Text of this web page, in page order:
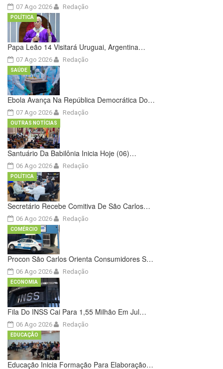
07 Ago 2026 Redação
Papa Leão 14 Visitará Uruguai, Argentina…
07 Ago 2026
POLÍTICA
Redação
Ebola Avança Na República Democrática Do…
07 Ago 2026
SAÚDE
Redação
Santuário Da Babilônia Inicia Hoje (06)…
06 Ago 2026
OUTRAS NOTÍCIAS
Redação
Secretário Recebe Comitiva De São Carlos…
06 Ago 2026
POLÍTICA
Redação
Procon São Carlos Orienta Consumidores S…
06 Ago 2026
COMÉRCIO
Redação
Fila Do INSS Cai Para 1,55 Milhão Em Jul…
06 Ago 2026
ECONOMIA
Redação
Educação Inicia Formação Para Elaboração…
EDUCAÇÃO